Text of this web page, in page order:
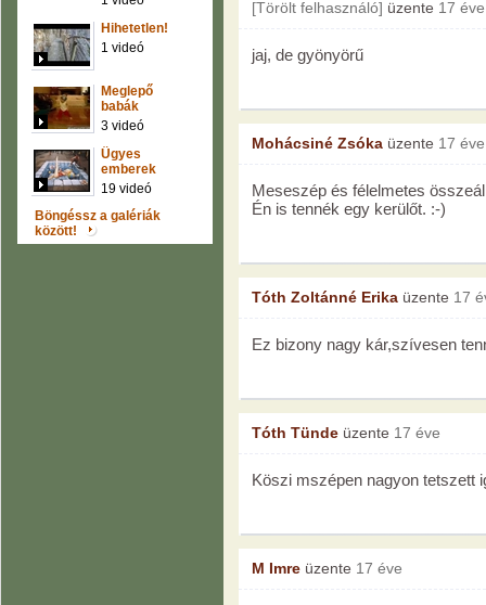
Hihetetlen!
1 videó
Meglepő
babák
3 videó
Ügyes
emberek
19 videó
Böngéssz a galériák
között!
[Törölt felhasználó] üzente 17 éve
jaj, de gyönyörű
Mohácsiné Zsóka üzente 17 éve
Meseszép és félelmetes
Én is tennék egy kerülőt. :-)
Tóth Zoltánné Erika üzente 17
Ez bizony nagy kár,szívesen
Tóth Tünde üzente 17 éve
Köszi mszépen nagyon tetszett
M Imre üzente 17 éve